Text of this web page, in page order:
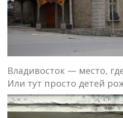
Владивосток — место,
Или тут просто детей